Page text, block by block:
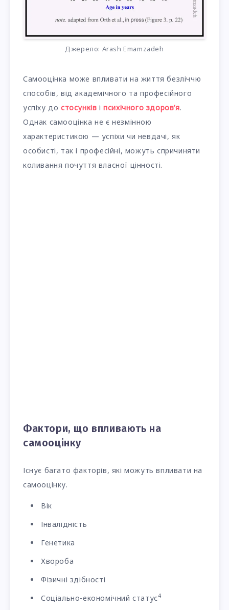
Джерело: Arash Emamzadeh
Самооцінка може впливати на життя безліччю
способів, від академічного та професійного
успіху до стосунків іпсихічного здоров’я.
Однак самооцінка не є незмінною
характеристикою — успіхи чи невдачі, як
особисті, так і професійні, можуть спричиняти
коливання почуття власної цінності.
Фактори, що впливають на
самооцінку
Існує багато факторів, які можуть впливати на
самооцінку.
Вік
Інвалідність
Генетика
Хвороба
Фізичні здібності
Соціально-економічний статус4